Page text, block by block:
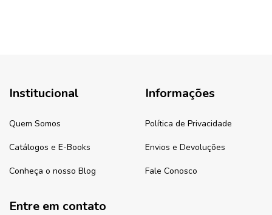
Institucional
Quem Somos
Catálogos e E-Books
Conheça o nosso Blog
Informações
Política de Privacidade
Envios e Devoluções
Fale Conosco
Entre em contato